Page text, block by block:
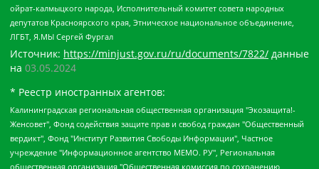
ойрат-калмыцкого народа, Исполнительный комитет совета народных
депутатов Красноярского края, Этническое национальное объединение,
ЛГБТ, Я.МЫ Сергей Фургал
Источник: https://minjust.gov.ru/ru/documents/7822/ данные
на 03.05.2024
* Реестр иностранных агентов:
Калининградская региональная общественная организация "Экозащита!-Женсовет", Фонд содействия защите прав и свобод граждан "Общественный вердикт", Фонд "Институт Развития Свободы Информации", Частное учреждение "Информационное агентство МЕМО. РУ", Региональная общественная организация "Общественная комиссия по сохранению наследия академика Сахарова", Фонд поддержки свободы прессы, Санкт-Петербургская общественная правозащитная организация "Гражданский контроль", Межрегиональная общественная организация "Информационно-просветительский центр "Мемориал", Региональный Фонд "Центр Защиты Прав Средств Массовой Информации", с 05.12.2023 Фонд "Центр Защиты Прав Средств массовой информации", Региональная общественная благотворительная организация помощи беженцам и мигрантам "Гражданское содействие", Негосударственное образовательное учреждение дополнительного профессионального образования (повышение квалификации) специалистов "АКАДЕМИЯ ПО ПРАВАМ ЧЕЛОВЕКА", Свердловская региональная общественная организация "Сутяжник", Автономная некоммерческая организация "Центр независимых социологических исследований", Союз общественных объединений "Российский исследовательский центр по правам человека", Региональное общественное учреждение научно-информационный центр "МЕМОРИАЛ", Некоммерческая организация "Фонд защиты гласности", Автономная некоммерческая организация "Институт прав человека", Городская общественная организация "Екатеринбургское общество "МЕМОРИАЛ", Городская общественная организация "Рязанское историко-просветительское и правозащитное общество "Мемориал" (Рязанский Мемориал), Челябинский региональный орган общественной самодеятельности – женское общественное объединение "Женщины Евразии", Челябинский региональный орган общественной самодеятельности "Уральская правозащитная группа", Фонд содействия защите здоровья и социальной справедливости имени Андрея Рылькова, Автономная Некоммерческая Организация "Аналитический Центр Юрия Левады", Автономная некоммерческая организация социальной поддержки населения "Проект Апрель", Региональная общественная организация помощи женщинам и детям, находящимся в кризисной ситуации "Информационно-методический центр "Анна", Фонд содействия развитию массовых коммуникаций и правовому просвещению "Так-так-Так", Фонд содействия устойчивому развитию "Серебряная тайга", Свердловский региональный общественный фонд социальных проектов "Новое время", "Idel.Реалии", Кавказ.Реалии, Крым.Реалии, Телеканал Настоящее Время, Татаро-башкирская служба Радио Свобода (Azatliq Radiosi), Радио Свободная Европа/Радио Свобода (PCE/PC), "Сибирь.Реалии", "Фактограф", Благотворительный фонд помощи осужденным и их семьям, Автономная некоммерческая организация "Институт глобализации и социальных движений", Фонд "В защиту прав заключенных", Частное учреждение "Центр поддержки и содействия развитию средств массовой информации", Пензенский региональный общественный благотворительный фонд "Гражданский союз", "Север.Реалии", Некоммерческая организация Фонд "Правовая инициатива", Общество с ограниченной ответственностью "Радио Свободная Европа/Радио Свобода", Чешское информационное агентство "MEDIUM-ORIENT", Красноярская региональная общественная организация "Мы против СПИДа", Камалягин Денис Николаевич, Маркелов Сергей Евгеньевич, Пономарев Лев Александрович, Савицкая Людмила Алексеевна, Автономная некоммерческая организация "Центр по работе с проблемой насилия "НАСИЛИЮ.НЕТ", Межрегиональный профессиональный союз работников здравоохранения "Альянс врачей", Юридическое лицо, зарегистрированное в Латвийской Республике, SIA "Medusa Project" (регистрационный номер 40103797863, дата регистрации 10.06.2014), Некоммерческая организация "Фонд по борьбе с коррупцией", Автономная некоммерческая организация "Институт права и публичной политики", Баданин Роман Сергеевич, Гликин Максим Александрович, Железнова Мария Михайловна, Лукьянова Юлия Сергеевна, Маетная Елизавета Витальевна, Маняхин Петр Борисович, Чуракова Ольга Владимировна, Ярош Юлия Петровна, Юридическое лицо "The Insider SIA", зарегистрированное в Риге, Латвийская Республика (дата регистрации 26.06.2015), являющееся администратором доменного имени интернет-издания "The Insider SIA", https://theins.ru, Постернак Алексей Евгеньевич, Рубин Михаил Аркадьевич, Анин Роман Александрович, Юридическое лицо Istories fonds, зарегистрированное в Латвийской Республике (регистрационный номер 50008295751, дата регистрации 24.02.2020), Великовский Дмитрий Александрович, Долинина Ирина Николаевна, Мароховская Алеся Алексеевна, Шлейнов Роман Юрьевич, Шмагун Олеся Валентиновна, Общество с ограниченной ответственностью "Альтаир 2021", Общество с ограниченной ответственностью "Вега 2021", Общество с ограниченной ответственностью "Главный редактор 2021", Общество с ограниченной ответственностью "Ромашки монолит", Важенков Артем Валерьевич, Ивановская областная общественная организация "Центр гендерных исследований", Гурман Юрий Альбертович, Медиапроект "ОВД-Инфо", Егоров Владимир Владимирович, Жилинский Владимир Александрович, Общество с ограниченной ответственностью "ЗП", Иванова София Юрьевна, Карезина Инна Павловна, Кильтау Екатерина Викторовна, Петров Алексей Викторович, Пискунов Сергей Евгеньевич, Смирнов Сергей Сергеевич, Тихонов Михаил Сергеевич, Общество с ограниченной ответственностью "ЖУРНАЛИСТ-ИНОСТРАННЫЙ АГЕНТ", Арапова Галина Юрьевна, Вольтская Татьяна Анатольевна, Американская компания "Mason G.E.S. Anonymous Foundation" (США), являющаяся владельцем интернет-издания https://mnews.world/, Компания "Stichting Bellingcat", зарегистрированная в Нидерландах (дата регистрации 11.07.2018), Захаров Андрей Вячеславович, Клепиковская Екатерина Дмитриевна, Общество с ограниченной ответственностью "МЕМО", Перл Роман Александрович, Симонов Евгений Алексеевич, Соловьева Елена Анатольевна, Сотников Даниил Владимирович, Сурначева Елизавета Дмитриевна, Автономная некоммерческая организация по защите прав человека и информированию населения "Якутия – Наше Мнение", Общество с ограниченной ответственностью "Москоу диджитал медиа", с 26.01.2023 Общество с ограниченной ответственностью "Чайка Белые сады", Ветошкина Валерия Валерьевна, Заговора Максим Александрович, Межрегиональное общественное движение "Российская ЛГБТ - сеть", Оленичев Максим Владимирович, Павлов Иван Юрьевич, Скворцова Елена Сергеевна, Общество с ограниченной ответственностью "Как бы инагент", Кочетков Игорь Викторович, Общество с ограниченной ответственностью "Честные выборы", Еланчик Олег Александрович, Общество с ограниченной ответственностью "Нобелевский призыв", Гималова Регина Эмилевна, Григорьев Андрей Валерьевич, Григорьева Алина Александровна, Ассоциация по содействию защите прав призывников, альтернативнослужащих и военнослужащих "Правозащитная группа "Гражданин.Армия.Право", Хисамова Регина Фаритовна, Автономная некоммерческая организация по реализации социально-правовых программ "Лилит", Дальневосточное общественное движение "Маяк", Санкт-Петербургская ЛГБТ-инициативная группа "Выход", Инициативная группа ЛГБТ+ "Реверс", Алексеев Андрей Викторович, Бекбулатова Таисия Львовна, Беляев Иван Михайлович, Владыкина Елена Сергеевна, Гельман Марат Александрович, Никульшина Вероника Юрьевна, Толоконникова Надежда Андреевна, Шендерович Виктор Анатольевич, Общество с ограниченной ответственностью "Данное сообщение", Общество с ограниченной ответственностью Издательский дом "Новая глава", Айнбиндер Александра Александровна, Московский комьюнити-центр для ЛГБТ+инициатив, Благотворительный фонд развития филантропии, Deutsche Welle (Германия, Kurt-Schumacher-Strasse 3, 53113 Bonn), Борзунова Мария Михайловна, Воробьев Виктор Викторович, Голубева Анна Львовна, Константинова Алла Михайловна, Малкова Ирина Владимировна, Мурадов Мурад Абдулгалимович, Осетинская Елизавета Николаевна, Понасенков Евгений Николаевич, Ганапольский Матвей Юрьевич, Киселев Евгений Алексеевич, Борухович Ирина Григорьевна, Дремин Иван Тимофеевич, Дубровский Дмитрий Викторович, Красноярская региональная общественная организация поддержки и развития альтернативных образовательных технологий и межкультурных коммуникаций "ИНТЕРРА", Маяковская Екатерина Алексеевна, Фейгин Марк Захарович, Филимонов Андрей Викторович, Дзугкоева Регина Николаевна, Доброхотов Роман Александрович, Дудь Юрий Александрович, Елкин Сергей Владимирович, Кругликов Кирилл Игоревич, Сабунаева Мария Леонидовна, Семенов Алексей Владимирович, Шаинян Карен Багратович, Шульман Екатерина Михайловна, Асафьев Артур Валерьевич, Вахштайн Виктор Семенович, Венедиктов Алексей Алексеевич, Лушникова Екатерина Евгеньевна, Волков Леонид Михайлович, Невзоров Александр Глебович, Пархоменко Сергей Борисович, Сироткин Ярослав Николаевич, Кара-Мурза Владимир Владимирович, Баранова Наталья Владимировна, Гозман Леонид Яковлевич, Кагарлицкий Борис Юльевич, Климарев Михаил Валерьевич, Милов Владимир Станиславович, Автономная некоммерческая организация Краснодарский центр современного искусства "Типография", Моргенштерн Алишер Тагирович, Соболь Любовь Эдуардовна, Общество с ограниченной ответственностью "ЛИЗА НОРМ", Каспаров Гарри Кимович, Ходорковский Михаил Борисович, Общество с ограниченной ответственностью "Апрельские тезисы", Данилович Ирина Брониславовна, Кашин Олег Владимирович, Петров Николай Владимирович, Пивоваров Алексей Владимирович, Соколов Михаил Владимирович, Цветкова Юлия Владимировна, Чичваркин Евгений Александрович, Комитет против пыток/Команда против пыток, Общество с ограниченной ответственностью "Первый научный", Общество с ограниченной ответственностью "Вертолет и ко", Белоцерковская Вероника Борисовна, Кац Максим Евгеньевич, Лазарева Татьяна Юрьевна, Шаведдинов Руслан Табризович, Яшин Илья Валерьевич, Общество с ограниченной ответственностью "Иноагент ААВ", Алешковский Дмитрий Петрович, Альбац Евгения Марковна, Быков Дмитрий Львович, Галямина Юлия Евгеньевна, Лойко Сергей Леонидович, Мартынов Кирилл Константинович, Медведев Сергей Александрович, Крашенинников Федор Геннадиевич, Гордеева Катерина Вл